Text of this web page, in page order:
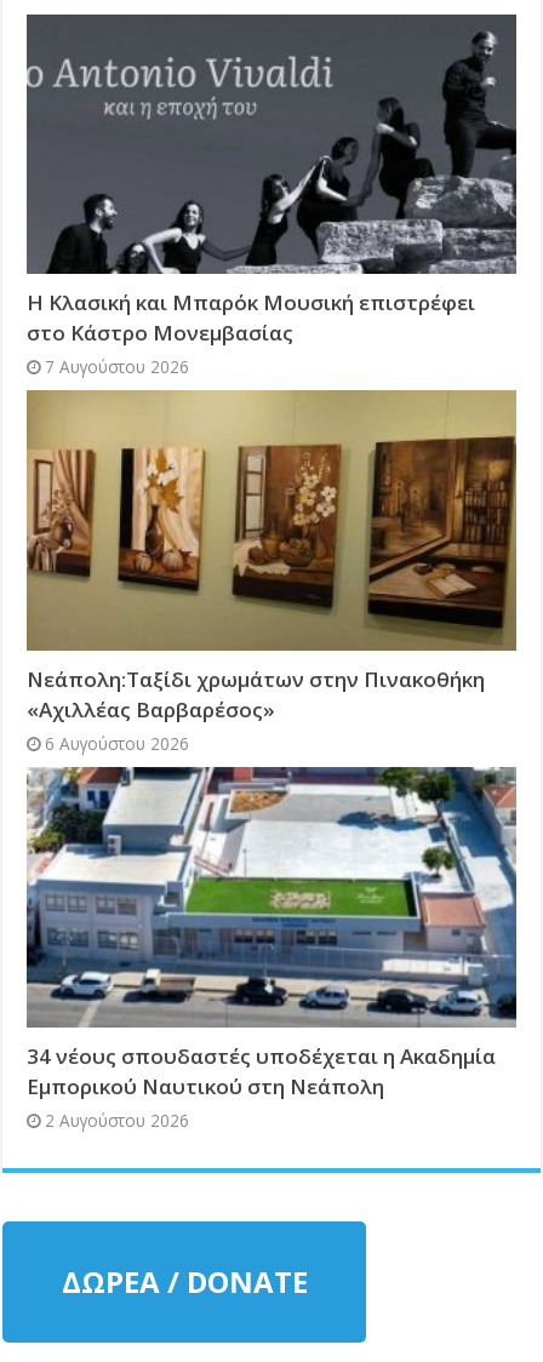
Η Κλασική και Μπαρόκ Μουσική επιστρέφει
στο Κάστρο Μονεμβασίας
7 Αυγούστου 2026
Νεάπολη:Ταξίδι χρωμάτων στην Πινακοθήκη
«Αχιλλέας Βαρβαρέσος»
6 Αυγούστου 2026
34 νέους σπουδαστές υποδέχεται η Ακαδημία
Εμπορικού Ναυτικού στη Νεάπολη
2 Αυγούστου 2026
ΔΩΡΕΑ / DONATE